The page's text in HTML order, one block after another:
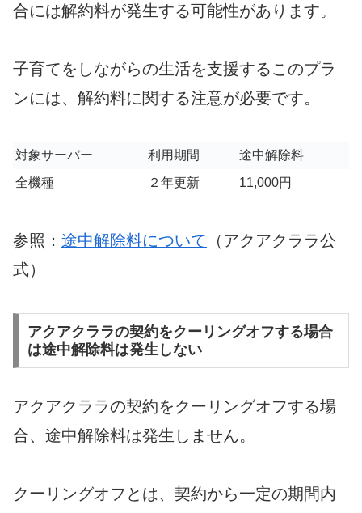
合には解約料が発生する可能性があります。
子育てをしながらの生活を支援するこのプラ
ンには、解約料に関する注意が必要です。
対象サーバー 利用期間
途中解除料
全機種
２年更新 11,000円
参照： 途中解除料について （アクアクララ公
式）
アクアクララの契約をクーリングオフする場合
は途中解除料は発生しない
アクアクララの契約をクーリングオフする場
合、途中解除料は発生しません。
クーリングオフとは、契約から一定の期間内